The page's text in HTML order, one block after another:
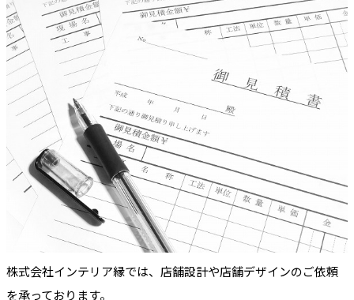
株式会社インテリア縁では、店舗設計や店舗デザインのご依頼
を承っております。